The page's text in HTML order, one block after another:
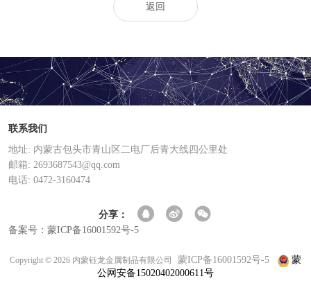
返回
联系我们
地址: 内蒙古包头市青山区二电厂后青大线四公里处
邮箱: 2693687543@qq.com
电话: 0472-3160474
分享：
备案号：蒙ICP备16001592号-5
Copyright © 2026 内蒙钰龙金属制品有限公司 蒙ICP备16001592号-5
蒙
公网安备15020402000611号